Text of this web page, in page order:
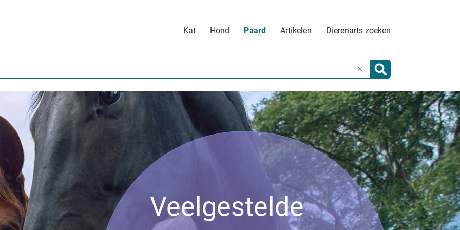
Main
navigation
Kat Hond Paard Artikelen Dierenarts zoeken
X
Veelgestelde